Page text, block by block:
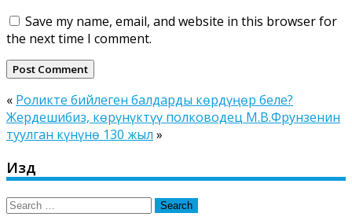
Save my name, email, and website in this browser for
the next time I comment.
« Роликте бийлеген балдарды көрдүңөр беле?
Жердешибиз, көрүнүктүү полководец М.В.Фрунзенин
туулган күнүнө 130 жыл »
Издөө
Search